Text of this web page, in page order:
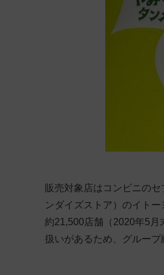
販売対象店はコンビニの
ンダイズストア）のイト
約21,500店舗（2020年5月
扱いがあるため、グループ